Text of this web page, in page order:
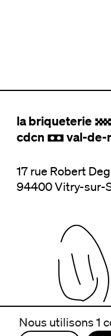
la briqueterie .
cdcn , val-de-
17 rue Robert
94400 Vitry-sur-
Nous utilisons 1